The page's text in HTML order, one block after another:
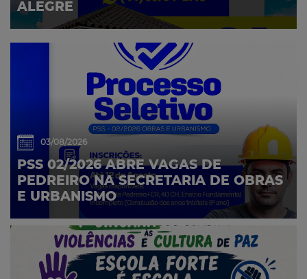
ALEGRE
03/08/2026
PSS 02/2026 ABRE VAGAS DE
PEDREIRO NA SECRETARIA DE OBRAS
E URBANISMO